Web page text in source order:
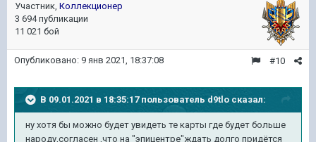
Участник, Коллекционер
3 694 публикации
11 021 бой
#10
Опубликовано: 9 янв 2021, 18:37:08
В 09.01.2021 в 18:35:17 пользователь d9tlo сказал:
ну хотя бы можно будет увидеть те карты где будет больше
народу,согласен ,что на "эпицентре"ждать долго придётся